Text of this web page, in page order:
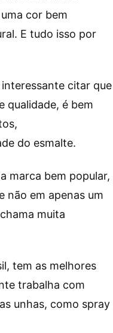
cor bem
E tudo isso por
citar que
qualidade, é bem
do esmalte.
marca bem popular,
não em apenas um
muita
tem as melhores
trabalha com
unhas, como spray